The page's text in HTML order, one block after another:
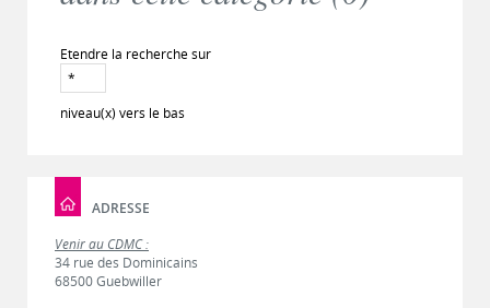
Etendre la recherche sur
niveau(x) vers le bas
ADRESSE
Venir au CDMC :
34 rue des Dominicains
68500 Guebwiller